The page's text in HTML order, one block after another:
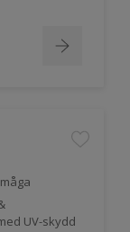
UV-skydd